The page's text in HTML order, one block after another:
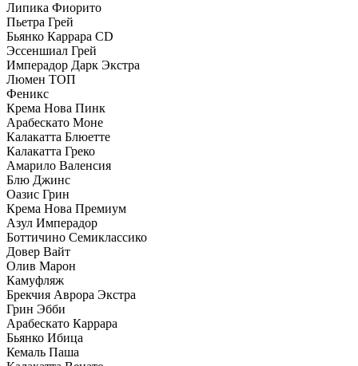
Липика Фиорито
Пьетра Грей
Бьянко Каррара CD
Эссеншиал Грей
Имперадор Дарк Экстра
Люмен ТОП
Феникс
Крема Нова Пинк
Арабескато Моне
Калакатта Блюетте
Калакатта Греко
Амарило Валенсия
Блю Джинс
Оазис Грин
Крема Нова Премиум
Азул Имперадор
Боттичино Семиклассико
Довер Вайт
Олив Марон
Камуфляж
Брекчия Аврора Экстра
Грин Эбби
Арабескато Каррара
Бьянко Ибица
Кемаль Паша